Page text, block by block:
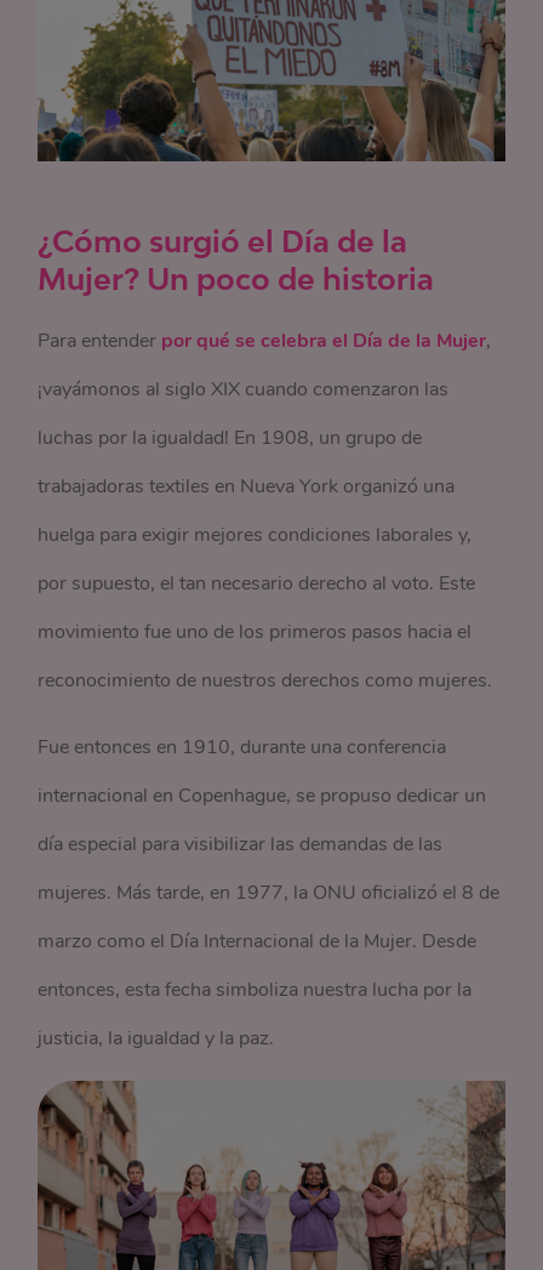
¿Cómo surgió el Día de la
Mujer? Un poco de historia
Para entender por qué se celebra el Día de la Mujer,
¡vayámonos al siglo XIX cuando comenzaron las
luchas por la igualdad! En 1908, un grupo de
trabajadoras textiles en Nueva York organizó una
huelga para exigir mejores condiciones laborales y,
por supuesto, el tan necesario derecho al voto. Este
movimiento fue uno de los primeros pasos hacia el
reconocimiento de nuestros derechos como mujeres.
Fue entonces en 1910, durante una conferencia
internacional en Copenhague, se propuso dedicar un
día especial para visibilizar las demandas de las
mujeres. Más tarde, en 1977, la ONU oficializó el 8 de
marzo como el Día Internacional de la Mujer. Desde
entonces, esta fecha simboliza nuestra lucha por la
justicia, la igualdad y la paz.